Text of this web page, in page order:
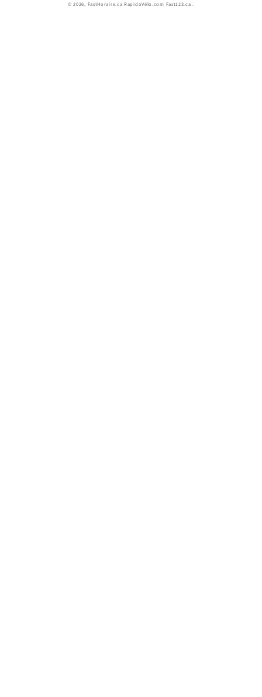
© 2026, FastHoraire.ca RapidoVélo.com Fast123.ca